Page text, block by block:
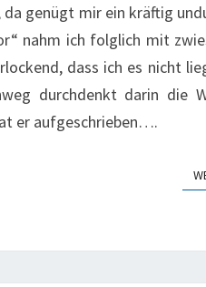
da genügt mir ein kräftig
nahm ich folglich mit
dass ich es nicht
durchdenkt darin die
er aufgeschrieben….